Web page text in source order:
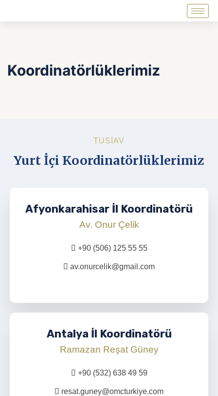
Koordinatörlüklerimiz
TUSİAV
Yurt İçi Koordinatörlüklerimiz
Afyonkarahisar İl Koordinatörü
Av. Onur Çelik
+90 (506) 125 55 55
av.onurcelik@gmail.com
Antalya İl Koordinatörü
Ramazan Reşat Güney
+90 (532) 638 49 59
resat.guney@omcturkiye.com